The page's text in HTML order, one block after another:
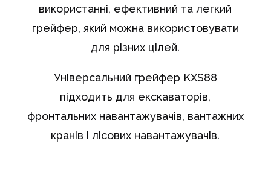
використанні, ефективний та легкий
грейфер, який можна використовувати
для різних цілей.
Універсальний грейфер KXS88
підходить для екскаваторів,
фронтальних навантажувачів, вантажних
кранів і лісових навантажувачів.